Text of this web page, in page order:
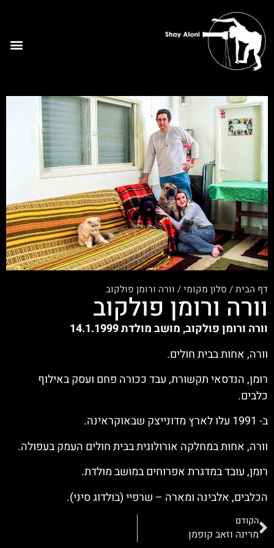
דף הבית/ סלון מקומי/ וורה ורומן פולקוב
וורה ורומן פולקוב
וורה ורומן פולקוב, מושב מולדת 14.1.1999
וורה, אחות בבית חולים.
רומן, הנדסאי תקשורת, עבד ככורה פחם ועסק באילוף
כלבים.
ב- 1991 עלו לארץ מדונייצק שבאוקראינה.
וורה, אחות במחלקה אורולוגית בבית חולים העמק בעפולה.
רומן, עובד במדגרת אפרוחים במושב מולדת.
הכלבים, אלבינה ומארה – שרפיי (בולדוג סיני).
הקודם
מרינה וזאב קופמן